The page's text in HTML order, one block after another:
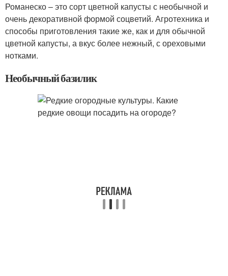
Романеско – это сорт цветной капусты с необычной и
очень декоративной формой соцветий. Агротехника и
способы приготовления такие же, как и для обычной
цветной капусты, а вкус более нежный, с ореховыми
нотками.
Необычный базилик